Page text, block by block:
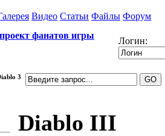
Видео Статьи Файлы Форум
фанатов игры
Логин:
3
Diablo III